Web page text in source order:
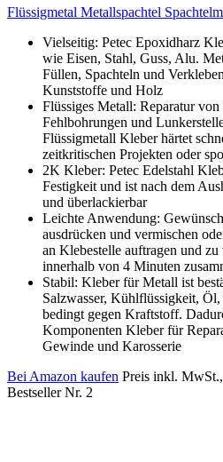
Flüssigmetal Metallspachtel
Vielseitig: Petec Epoxidharz
wie Eisen, Stahl, Guss, Alu.
Füllen, Spachteln und
Kunststoffe und Holz
Flüssiges Metall: Reparatur
Fehlbohrungen und
Flüssigmetall Kleber härtet
zeitkritischen Projekten oder
2K Kleber: Petec Edelstahl
Festigkeit und ist nach dem
und überlackierbar
Leichte Anwendung:
ausdrücken und vermischen
an Klebestelle auftragen und
innerhalb von 4 Minuten
Stabil: Kleber für Metall ist
Salzwasser, Kühlflüssigkeit,
bedingt gegen Kraftstoff.
Komponenten Kleber für
Gewinde und Karosserie
Bei Amazon kaufen Preis inkl.
Bestseller Nr. 2